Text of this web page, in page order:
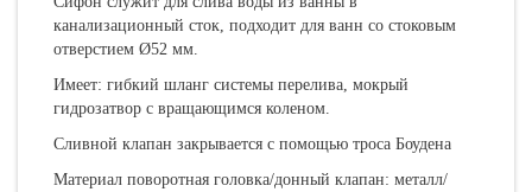
канализационный сток, подходит для ванн со стоковым
отверстием Ø52 мм.
Имеет: гибкий шланг системы перелива, мокрый
гидрозатвор с вращающимся коленом.
Сливной клапан закрывается с помощью троса Боудена
Материал поворотная головка/донный клапан: металл/